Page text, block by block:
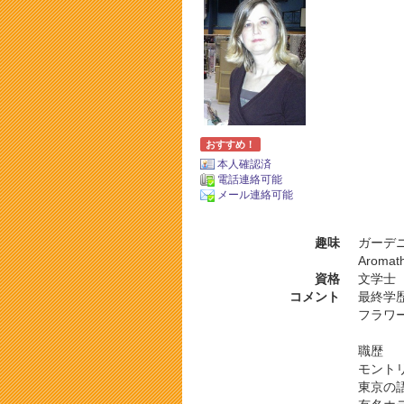
おすすめ！
本人確認済
電話連絡可能
メール連絡可能
趣味
ガーデ
資格
文学士
コメント
最終学
フラワ
職歴
モント
東京の